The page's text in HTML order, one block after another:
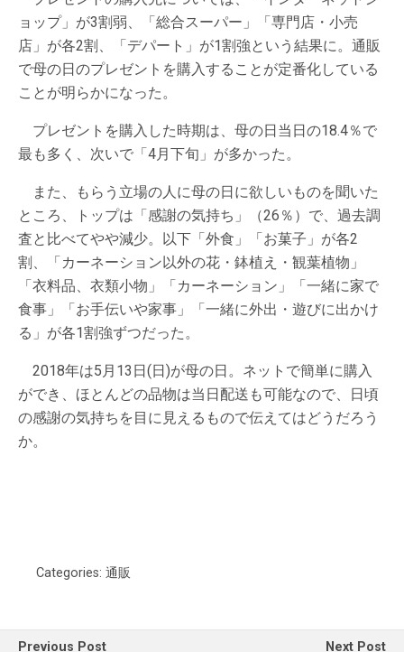
ョップ」が3割弱、「総合スーパー」「専門店・小売
店」が各2割、「デパート」が1割強という結果に。通販
で母の日のプレゼントを購入することが定番化している
ことが明らかになった。
プレゼントを購入した時期は、母の日当日の18.4％で
最も多く、次いで「4月下旬」が多かった。
また、もらう立場の人に母の日に欲しいものを聞いた
ところ、トップは「感謝の気持ち」（26％）で、過去調
査と比べてやや減少。以下「外食」「お菓子」が各2
割、「カーネーション以外の花・鉢植え・観葉植物」
「衣料品、衣類小物」「カーネーション」「一緒に家で
食事」「お手伝いや家事」「一緒に外出・遊びに出かけ
る」が各1割強ずつだった。
2018年は5月13日(日)が母の日。ネットで簡単に購入
ができ、ほとんどの品物は当日配送も可能なので、日頃
の感謝の気持ちを目に見えるもので伝えてはどうだろう
か。
Categories: 通販
Previous Post Next Post